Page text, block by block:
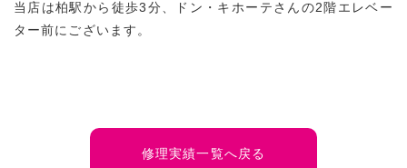
当店は柏駅から徒歩3分、ドン・キホーテさんの2階エレベー
ター前にございます。
修理実績一覧へ戻る